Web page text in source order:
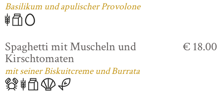
Basilikum und apulischer Provolone
Spaghetti mit Muscheln und
Kirschtomaten
mit seiner Biskuitcreme und Burrata
€ 18.00